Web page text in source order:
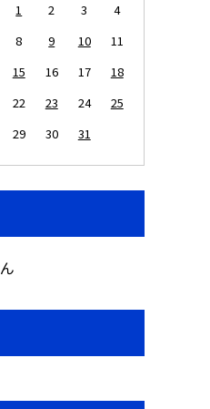
1 2 3
4
8 9 10
11
15 16 17
18
22 23 24
25
29 30 31